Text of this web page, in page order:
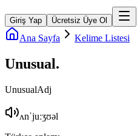
Giriş Yap Ücretsiz Üye Ol
Ana Sayfa Kelime Listesi
Unusual.
UnusualAdj
ʌnˈjuːʒʊəl